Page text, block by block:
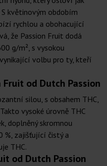
květinovým obdobím
rychlou a obohacující
že Passion Fruit dodá
g/m², s vysokou
volbu pro ty, kteří
Fruit od Dutch Passion
silou, s obsahem THC,
vysoké úrovně THC
doplněný skromnou
zajišťující čistý a
THC.
od Dutch Passion